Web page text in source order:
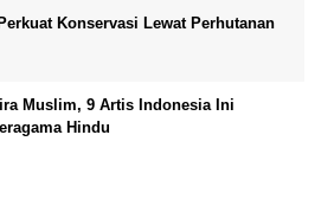
Konservasi Lewat Perhutanan
Muslim, 9 Artis Indonesia Ini
Hindu